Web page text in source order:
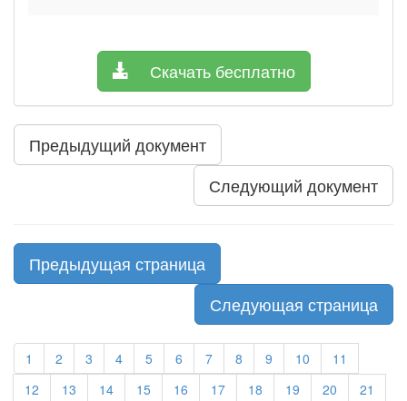
Скачать бесплатно
Предыдущий документ
Следующий документ
Предыдущая страница
Следующая страница
1 2 3 4 5 6 7 8 9 10
11
12
13 14 15 16 17 18 19 20
21